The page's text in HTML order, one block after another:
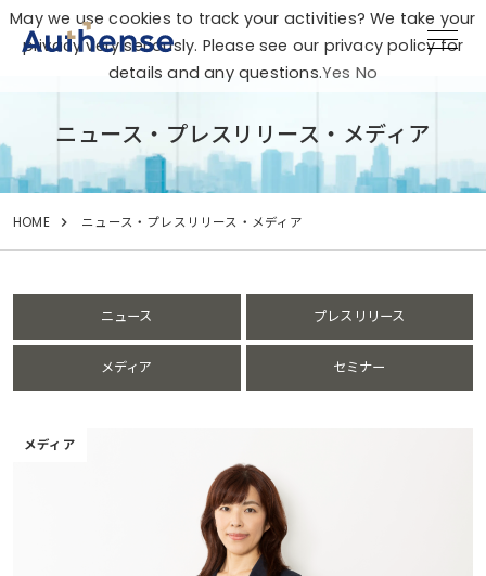
ニュース・プレスリリース・メディア
HOME ニュース・プレスリリース・メディア
ニュース プレスリリース
メディア セミナー
メディア
May we use cookies to track your activities? We take your
privacy very seriously. Please see our privacy policy for
details and any questions.Yes No